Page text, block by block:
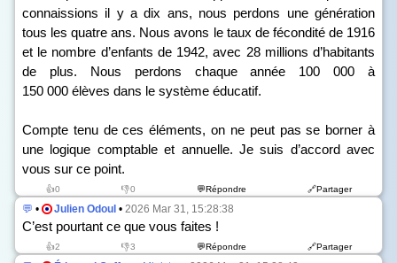
connaissions il y a dix ans, nous perdons une génération
tous les quatre ans. Nous avons le taux de fécondité de 1916
et le nombre d’enfants de 1942, avec 28 millions d’habitants
de plus. Nous perdons chaque année 100 000 à
150 000 élèves dans le système éducatif.
Compte tenu de ces éléments, on ne peut pas se borner à
une logique comptable et annuelle. Je suis d’accord avec
vous sur ce point.
👍0 👎0 💬Répondre 🔗Partager
💬 • Julien Odoul • 2026 Mar 31, 15:28:38
C’est pourtant ce que vous faites !
👍2 👎3 💬Répondre 🔗Partager